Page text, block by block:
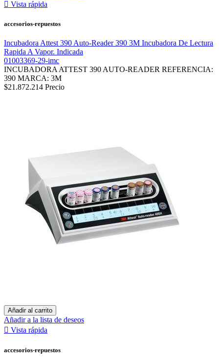
 Vista rápida
accesorios-repuestos
Incubadora Attest 390 Auto-Reader 390 3M Incubadora De Lectura
Rapida A Vapor. Indicada
01003369-29-imc
INCUBADORA ATTEST 390 AUTO-READER REFERENCIA:
390 MARCA: 3M
$21.872.214 Precio
Añadir al carrito
Añadir a la lista de deseos
 Vista rápida
accesorios-repuestos